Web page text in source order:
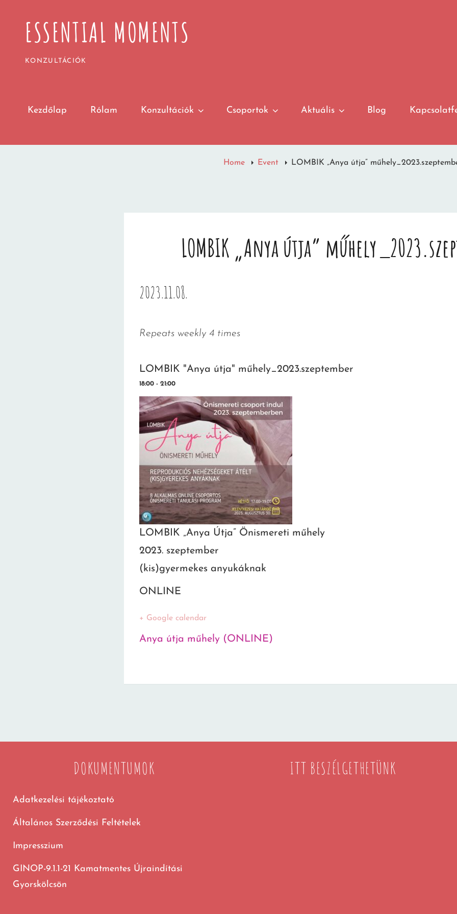
ESSENTIAL MOMENTS
KONZULTÁCIÓK
Kezdőlap Rólam Konzultációk Csoportok Aktuális Blog
Home Event LOMBIK „Anya útja”
LOMBIK „Anya útja”
2023.11.08.
Repeats weekly 4 times
LOMBIK "Anya útja" műhely_2023.szeptember
18:00 - 21:00
LOMBIK „Anya Útja” Önismereti műhely
2023. szeptember
(kis)gyermekes anyukáknak
ONLINE
+ Google calendar
Anya útja műhely (ONLINE)
DOKUMENTUMOK
Adatkezelési tájékoztató
Általános Szerződési Feltételek
Impresszium
GINOP-9.1.1-21 Kamatmentes Újraindítási
Gyorskölcsön
ITT BESZÉLGETHETÜNK